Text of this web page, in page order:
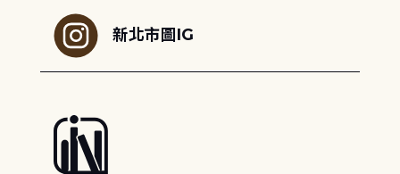
新北市圖IG